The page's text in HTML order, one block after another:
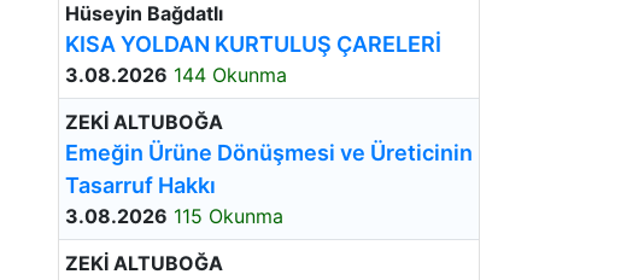
Hüseyin Bağdatlı
KISA YOLDAN KURTULUŞ ÇARELERİ
3.08.2026 144 Okunma
ZEKİ ALTUBOĞA
Emeğin Ürüne Dönüşmesi ve Üreticinin
Tasarruf Hakkı
3.08.2026 115 Okunma
ZEKİ ALTUBOĞA